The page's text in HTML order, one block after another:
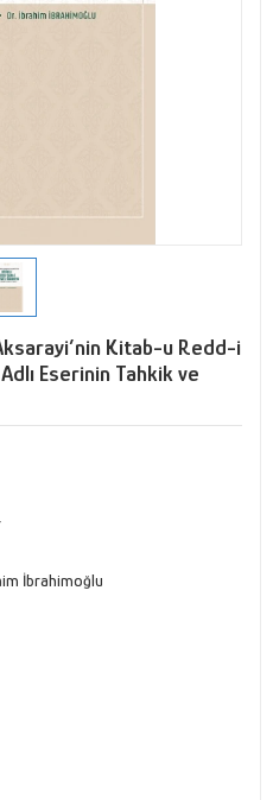
Kitab-u Redd-i
Eserinin Tahkik ve
İbrahimoğlu